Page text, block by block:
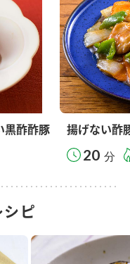
黒酢酢豚 揚げない酢
20 分
ピ